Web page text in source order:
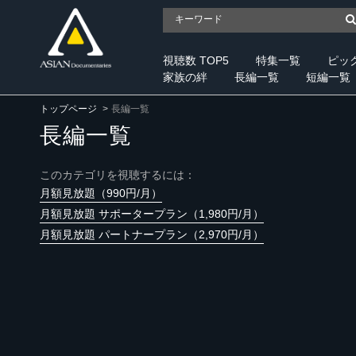
視聴数 TOP5 特集一覧
ピッ
家族の絆
長編一覧 短編一覧
トップページ 長編一覧
長編一覧
このカテゴリを視聴するには：
月額見放題（990円/月）
月額見放題 サポータープラン（1,980円/月）
月額見放題 パートナープラン（2,970円/月）